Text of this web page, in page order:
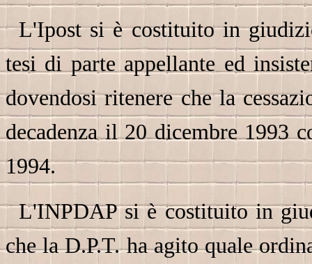
L'Ipost si è costituito in
tesi di parte appellante ed
dovendosi ritenere che la
decadenza il 20 dicembre 1993
1994.
L'INPDAP si è costituito in
che la D.P.T. ha agito quale